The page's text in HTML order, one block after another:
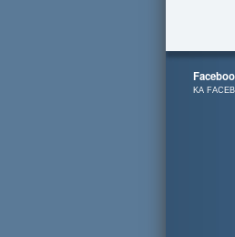
KA